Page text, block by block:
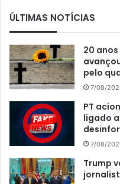
ÚLTIMAS NOTÍCIAS
20 anos
pelo
7/08/
PT
ligado
7/08/
Trump